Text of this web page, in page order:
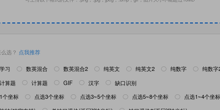
选？ 点我推荐
习  数英混合  数英混合2  纯英文  纯英文2  纯数字 
纯数字
算题
 计算题  GIF  汉字 
缺口识别
个坐标
 点选3个坐标  点选3~5个坐标  点选5~8个坐标 
点选1~4个坐标